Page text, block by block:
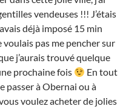
vendeuses !!! J’étais
déjà imposé 15 min
pas me pencher sur
j’aurais trouvé quelque
prochaine fois
En tout
passer à Obernai ou à
voulez acheter de jolies